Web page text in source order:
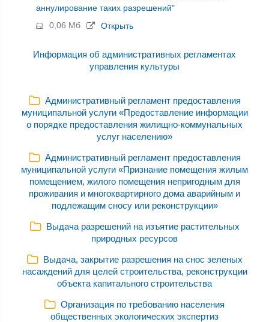
аннулирование таких разрешений"
0,06 Мб
Открыть
Информация об административных регламентах
управления культуры
Административный регламент предоставления
муниципальной услуги «Предоставление информации
о порядке предоставления жилищно-коммунальных
услуг населению»
Административный регламент предоставления
муниципальной услуги «Признание помещения жилым
помещением, жилого помещения непригодным для
проживания и многоквартирного дома аварийным и
подлежащим сносу или реконструкции»
Выдача разрешений на изъятие растительных
природных ресурсов
Выдача, закрытие разрешения на снос зеленых
насаждений для целей строительства, реконструкции
объекта капитального строительства
Организация по требованию населения
общественных экологических экспертиз